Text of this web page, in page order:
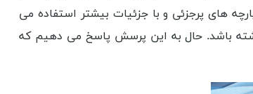
های پرجزئی و با جزئیات بیشتر استفاده می
باشد. حال به این پرسش پاسخ می دهیم که